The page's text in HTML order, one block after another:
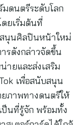
ดนตรีระดับโลก
ยเริ่มต้นที่
นุนศิลปินหน้าใหม่
รดังกล่าวจัดขึ้น
ายและส่งเสริม
เพื่อสนับสนุน
ภาพทางดนตรีให้
นที่รู้จัก พร้อมทั้ง